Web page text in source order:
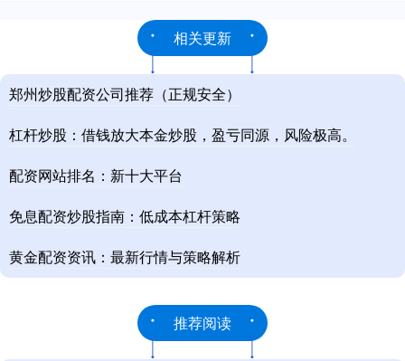
相关更新
郑州炒股配资公司推荐（正规安全）
杠杆炒股：借钱放大本金炒股，盈亏同源，风险极高。
配资网站排名：新十大平台
免息配资炒股指南：低成本杠杆策略
黄金配资资讯：最新行情与策略解析
推荐阅读